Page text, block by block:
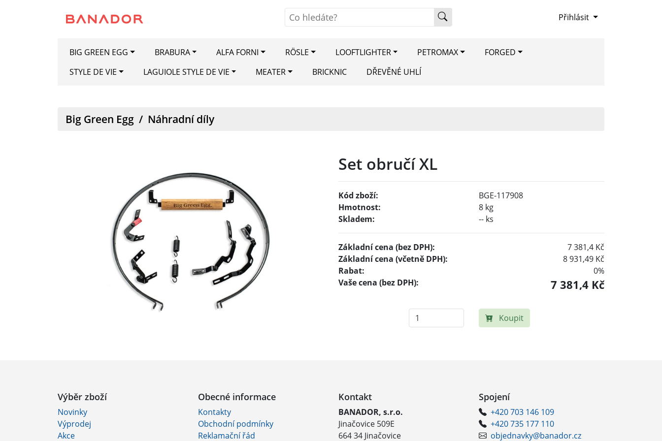
Přihlásit
BIG GREEN EGG BRABURA ALFA FORNI RÖSLE LOOFTLIGHTER PETROMAX
FORGED
STYLE DE VIE
LAGUIOLE STYLE DE VIE MEATER BRICKNIC DŘEVĚNÉ UHLÍ
Big Green Egg / Náhradní díly
Set obručí XL
Kód zboží:
BGE-117908
Hmotnost:
8 kg
Skladem:
-- ks
Základní cena (bez DPH):
7 381,4 Kč
Základní cena (včetně DPH):
8 931,49 Kč
Rabat:
0%
Vaše cena (bez DPH):
7 381,4 Kč
Koupit
Výběr zboží
Novinky
Výprodej
Akce
Obecné informace
Kontakty
Obchodní podmínky
Reklamační řád
Kontakt
BANADOR, s.r.o.
Jinačovice 509E
664 34 Jinačovice
Spojení
+420 703 146 109
+420 735 177 110
objednavky@banador.cz